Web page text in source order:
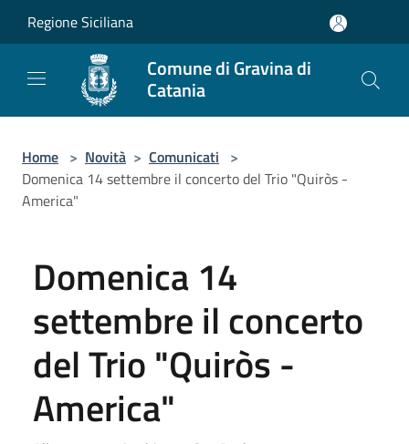
Regione Siciliana
Comune di Gravina di
Catania
Home > Novità > Comunicati >
Domenica 14 settembre il concerto del Trio "Quiròs -
America"
Domenica 14
settembre il concerto
del Trio "Quiròs -
America"